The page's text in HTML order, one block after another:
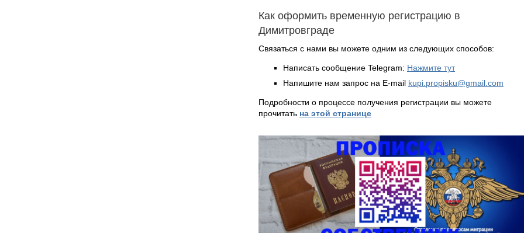
Как оформить временную регистрацию в
Димитровграде
Связаться с нами вы можете одним из следующих способов:
Написать сообщение Telegram: Нажмите тут
Напишите нам запрос на E-mail kupi.propisku@gmail.com
Подробности о процессе получения регистрации вы можете
прочитать на этой странице